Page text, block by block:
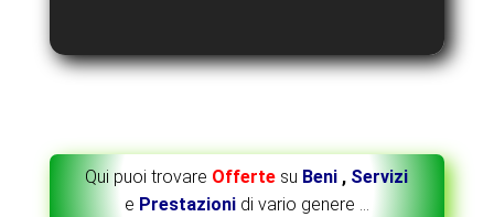
Qui puoi trovare Offerte su Beni , Servizi
e Prestazionidi vario genere …